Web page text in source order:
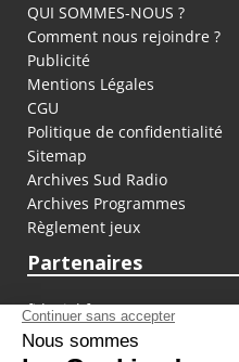
QUI SOMMES-NOUS ?
Comment nous rejoindre ?
Publicité
Mentions Légales
CGU
Politique de confidentialité
Sitemap
Archives Sud Radio
Archives Programmes
Règlement jeux
Partenaires
fiducial.fr
lyoncapitale.fr